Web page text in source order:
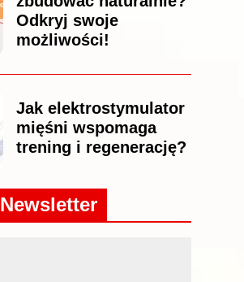
Odkryj swoje
możliwości!
Jak elektrostymulator
mięśni wspomaga
trening i regenerację?
Newsletter